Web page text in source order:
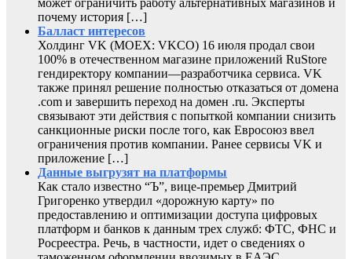
может ограничить работу альтернативных магазинов и
почему история […]
Балласт интересов
Холдинг VK (MOEX: VKCO) 16 июля продал свои
100% в отечественном магазине приложений RuStore
гендиректору компании—разработчика сервиса. VK
также принял решение полностью отказаться от домена
.com и завершить переход на домен .ru. Эксперты
связывают эти действия с попыткой компании снизить
санкционные риски после того, как Евросоюз ввел
ограничения против компании. Ранее сервисы VK и
приложение […]
Данные выгрузят на платформы
Как стало известно “Ъ”, вице-премьер Дмитрий
Григоренко утвердил «дорожную карту» по
предоставлению и оптимизации доступа цифровых
платформ и банков к данным трех служб: ФТС, ФНС и
Росреестра. Речь, в частности, идет о сведениях о